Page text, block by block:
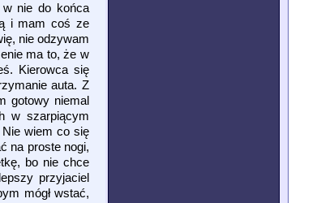
w nie do końca
i mam coś ze
nie odzywam
ma to, że w
Kierowca się
auta. Z
gotowy niemal
w szarpiącym
wiem co się
na proste nogi,
bo nie chce
przyjaciel
mógł wstać,